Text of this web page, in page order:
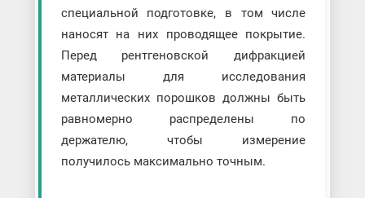
специальной подготовке, в том числе
наносят на них проводящее покрытие.
Перед рентгеновской дифракцией
материалы для исследования
металлических порошков должны быть
равномерно распределены по
держателю, чтобы измерение
получилось максимально точным.